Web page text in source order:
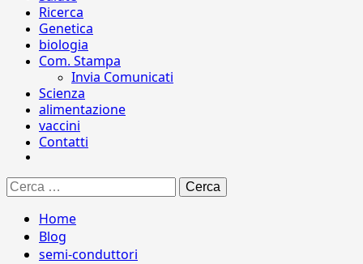
Ricerca
Genetica
biologia
Com. Stampa
Invia Comunicati
Scienza
alimentazione
vaccini
Contatti
Ricerca
per:
Home
Blog
semi-conduttori